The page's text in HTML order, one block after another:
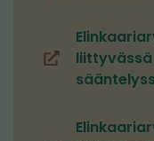
liittyvässä
(siirryt
toiseen